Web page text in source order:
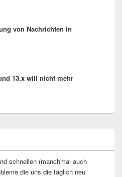
von Nachrichten in
13.x will nicht mehr
schnellen (manchmal auch
die uns die täglich neu